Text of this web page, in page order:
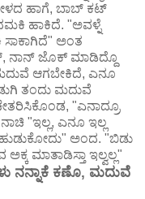
ಕೇಳದ ಹಾಗೆ, ಬಾಬ್ ಕಟ್
ಹಾಕಿದೆ. "ಅವಳ್ನೆ
ಸಾಕಾಗಿದೆ" ಅಂತ
ನಾನ್ ಜೊಕ್ ಮಾಡಿದ್ದೊ
ಆಗಬೇಕಿದೆ, ಎನೂ
ತಂದು ಮದುವೆ
"ಎನಾದ್ರೂ
"ಇಲ್ಲ, ಎನೂ ಇಲ್ಲ
ಅಂದ. "ಬಿಡು
ಮಾತಾಡಿಸ್ತಾ ಇಲ್ವಲ್ಲ"
ನನ್ನಾಕೆ ಕಣೊ, ಮದುವೆ